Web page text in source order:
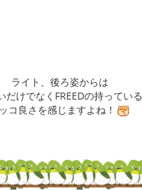
ライト、後ろ姿からは
だけでなくFREEDの持っている
コ良さを感じますよね！